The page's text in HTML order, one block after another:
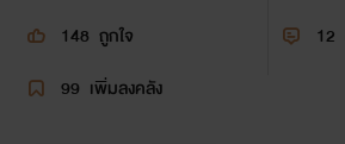
148 ถูกใจ 12
99 เพิ่มลงคลัง